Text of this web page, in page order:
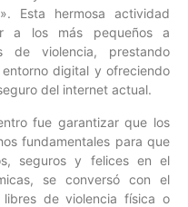
Esta hermosa actividad
a los más pequeños a
de violencia, prestando
digital y ofreciendo
del internet actual.
fue garantizar que los
fundamentales para que
seguros y felices en el
se conversó con el
de violencia física o